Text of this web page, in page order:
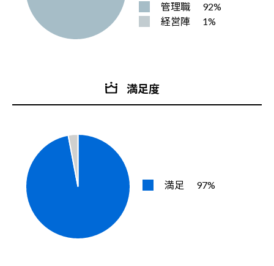
管理職
92%
経営陣
1%
満足度
満足 97%